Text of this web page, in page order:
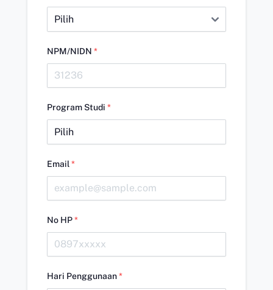
NPM/NIDN *
Program Studi *
Email *
No HP*
Hari Penggunaan*